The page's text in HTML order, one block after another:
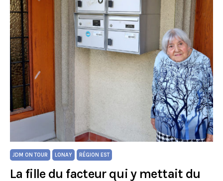
JDM ON TOUR LONAY RÉGION EST
La fille du facteur qui y mettait du